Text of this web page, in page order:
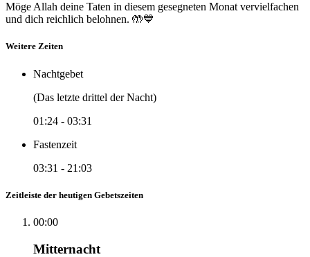
Möge Allah deine Taten in diesem gesegneten Monat vervielfachen
und dich reichlich belohnen. 🤲💙
Weitere Zeiten
Nachtgebet
(Das letzte drittel der Nacht)
01:24 - 03:31
Fastenzeit
03:31 - 21:03
Zeitleiste der heutigen Gebetszeiten
00:00
Mitternacht